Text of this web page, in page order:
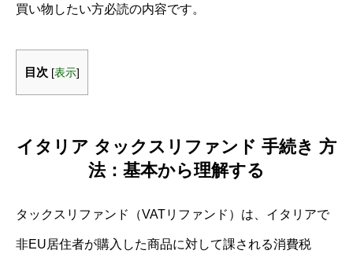
買い物したい方必読の内容です。
目次 [表示]
イタリア タックスリファンド 手続き 方
法：基本から理解する
タックスリファンド（VATリファンド）は、イタリアで
非EU居住者が購入した商品に対して課される消費税